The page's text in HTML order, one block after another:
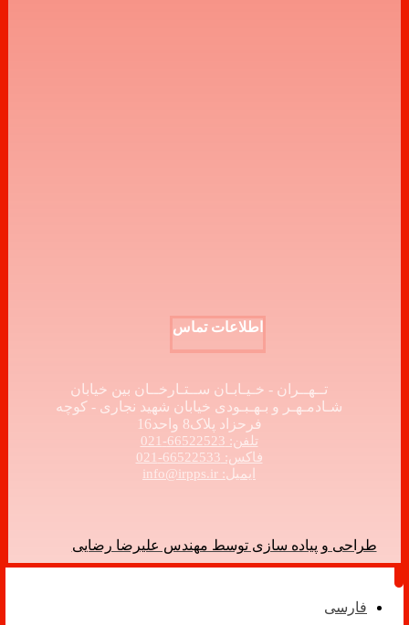
اطلاعات تماس
تــهــران - خـیـابـان ســتـارخــان بین خیابان
شـادمـهـر و بـهـبـودی خیابان شهید نجاری - کوچه
فرحزاد پلاک8 واحد16
تلفن: 66522523-021
فاکس: 66522533-021
ایمیل: info@irpps.ir
طراحی و پیاده سازی توسط مهندس علیرضا رضایی
فارسی